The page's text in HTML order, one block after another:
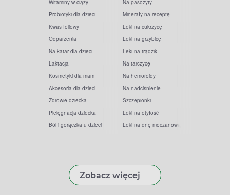
Witaminy w ciąży
Probiotyki dla dzieci
Kwas foliowy
Odparzenia
Na katar dla dzieci
Laktacja
Kosmetyki dla mam
Akcesoria dla dzieci
Zdrowie dziecka
Pielęgnacja dziecka
Ból i gorączka u dzieci
Na pasożyty
Minerały na receptę
Leki na cukrzycę
Leki na grzybicę
Leki na trądzik
Na tarczycę
Na hemoroidy
Na nadciśnienie
Szczepionki
Leki na otyłość
Leki na dnę moczanową
Zobacz więcej